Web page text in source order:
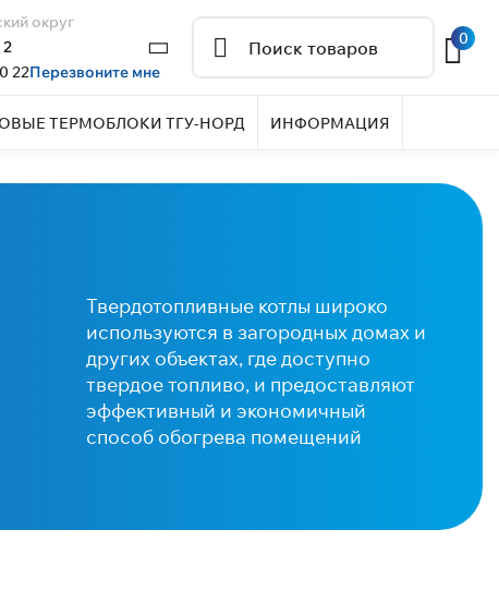
округ
22Перезвоните мне
0
ТЕРМОБЛОКИ ТГУ-НОРД ИНФОРМАЦИЯ
Твердотопливные котлы широко
используются в загородных домах и
других объектах, где доступно
твердое топливо, и предоставляют
эффективный и экономичный
способ обогрева помещений